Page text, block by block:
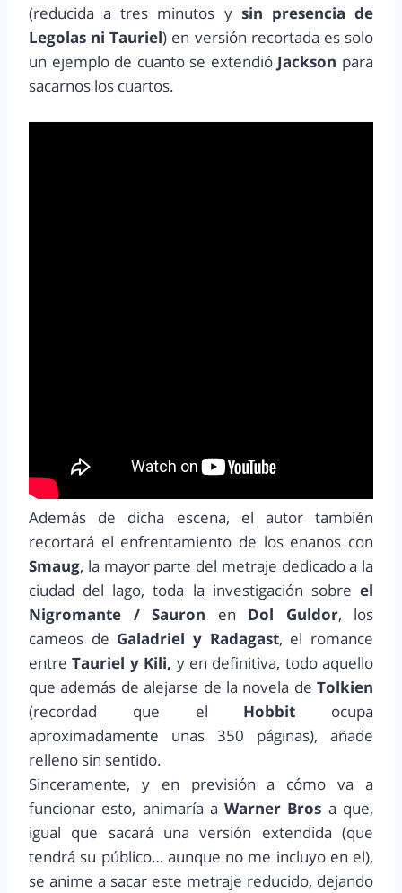
(reducida a tres minutos y sin presencia de
Legolas ni Tauriel) en versión recortada es solo
un ejemplo de cuanto se extendió Jackson para
sacarnos los cuartos.
Además de dicha escena, el autor también
recortará el enfrentamiento de los enanos con
Smaug, la mayor parte del metraje dedicado a la
ciudad del lago, toda la investigación sobre el
Nigromante / Sauron en Dol Guldor, los
cameos de Galadriel y Radagast, el romance
entreTauriel y Kili, y en definitiva, todo aquello
que además de alejarse de la novela de Tolkien
(recordad que el Hobbit ocupa
aproximadamente unas 350 páginas), añade
relleno sin sentido.
Sinceramente, y en previsión a cómo va a
funcionar esto, animaría aWarner Bros a que,
igual que sacará una versión extendida (que
tendrá su público… aunque no me incluyo en el),
se anime a sacar este metraje reducido, dejando